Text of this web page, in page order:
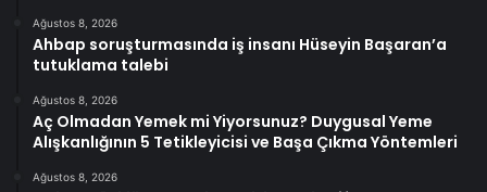
Ağustos 8, 2026
Ahbap soruşturmasında iş insanı Hüseyin Başaran’a
tutuklama talebi
Ağustos 8, 2026
Aç Olmadan Yemek mi Yiyorsunuz? Duygusal Yeme
Alışkanlığının 5 Tetikleyicisi ve Başa Çıkma Yöntemleri
Ağustos 8, 2026